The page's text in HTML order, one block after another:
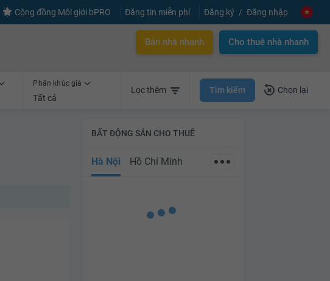
Cộng đồng Môi giới bPRO Đăng tin miễn phí Đăng ký Đăng nhập
Bán nhà nhanh Cho thuê nhà nhanh
Phân khúc giá
Tất cả
Lọc thêm Tìm kiếm Chọn lại
BẤT ĐỘNG SẢN CHO THUÊ
Hà Nội Hồ Chí Minh